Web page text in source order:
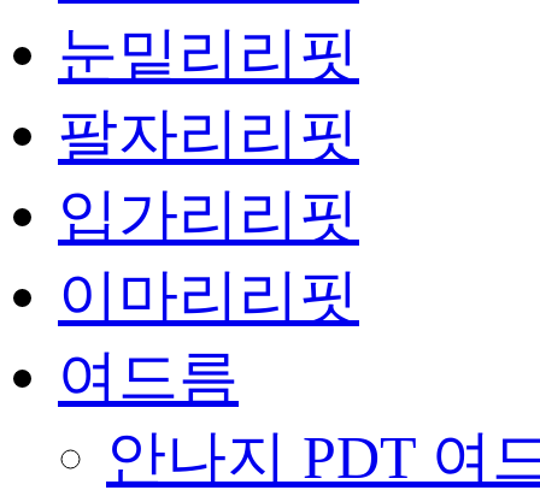
눈밑리리핏
팔자리리핏
입가리리핏
이마리리핏
여드름
안나지 PDT 여